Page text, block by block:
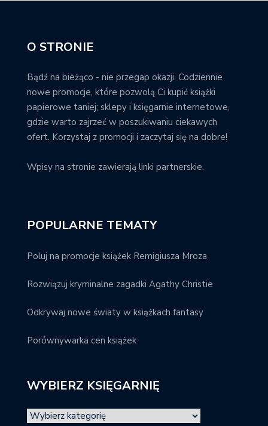
O STRONIE
Bądź na bieżąco - nie przegap okazji. Codziennie
nowe promocje, które pozwolą Ci kupić książki
papierowe taniej; sklepy i księgarnie internetowe,
gdzie warto zajrzeć w poszukiwaniu ciekawych
ofert. Korzystaj z promocji i zaczytaj się na dobre!
Wpisy na stronie zawierają linki partnerskie.
POPULARNE TEMATY
Poluj na promocje książek Remigiusza Mroza
Rozwiązuj kryminalne zagadki Agathy Christie
Odkrywaj nowe światy w książkach fantasy
Porównywarka cen książek
WYBIERZ KSIĘGARNIĘ